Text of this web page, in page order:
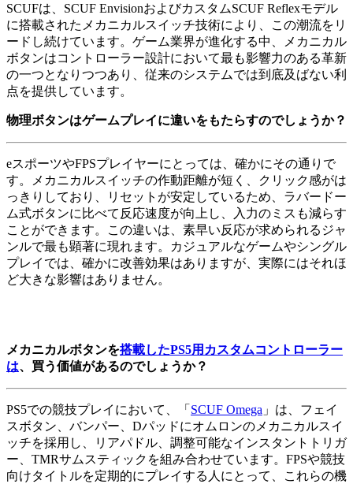
SCUFは、SCUF EnvisionおよびカスタムSCUF Reflexモデル
に搭載されたメカニカルスイッチ技術により、この潮流をリ
ードし続けています。ゲーム業界が進化する中、メカニカル
ボタンはコントローラー設計において最も影響力のある革新
の一つとなりつつあり、従来のシステムでは到底及ばない利
点を提供しています。
物理ボタンはゲームプレイに違いをもたらすのでしょうか？
eスポーツやFPSプレイヤーにとっては、確かにその通りで
す。メカニカルスイッチの作動距離が短く、クリック感がは
っきりしており、リセットが安定しているため、ラバードー
ム式ボタンに比べて反応速度が向上し、入力のミスも減らす
ことができます。この違いは、素早い反応が求められるジャ
ンルで最も顕著に現れます。カジュアルなゲームやシングル
プレイでは、確かに改善効果はありますが、実際にはそれほ
ど大きな影響はありません。
メカニカルボタンを搭載したPS5用カスタムコントローラー
は、買う価値があるのでしょうか？
PS5での競技プレイにおいて、「 SCUF Omega 」は、フェイ
スボタン、バンパー、Dパッドにオムロンのメカニカルスイ
ッチを採用し、リアパドル、調整可能なインスタントトリガ
ー、TMRサムスティックを組み合わせています。FPSや競技
向けタイトルを定期的にプレイする人にとって、これらの機